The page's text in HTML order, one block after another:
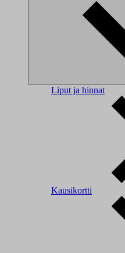
Liput ja hinnat
Kausikortti